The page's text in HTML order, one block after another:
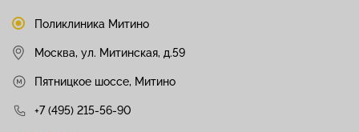
Поликлиника Митино
Москва, ул. Митинская, д.59
Пятницкое шоссе, Митино
+7 (495) 215-56-90